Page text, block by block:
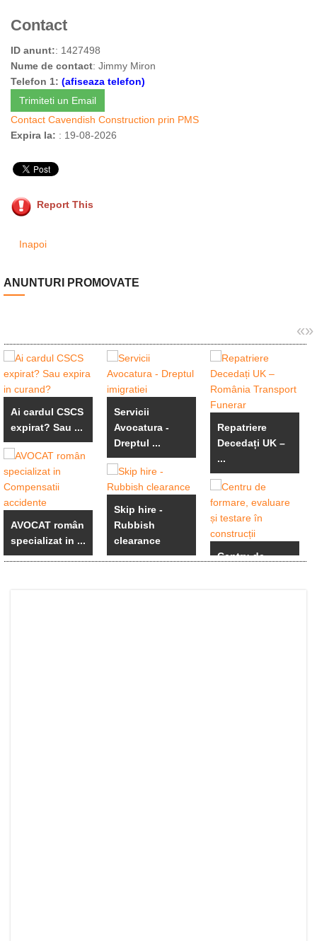
Contact
ID anunt:: 1427498
Nume de contact: Jimmy Miron
Telefon 1: (afiseaza telefon)
Trimiteti un Email
Contact Cavendish Construction prin PMS
Expira la: : 19-08-2026
Report This
Inapoi
ANUNTURI PROMOVATE
«»
Ai cardul CSCS
expirat? Sau ...
AVOCAT român
specializat in ...
Servicii
Avocatura -
Dreptul ...
Skip hire -
Rubbish
clearance
Repatriere
Decedați UK –
...
Centru de